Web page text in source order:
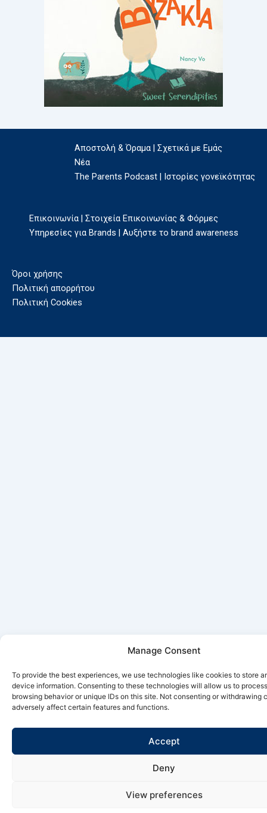
Manage Consent
To provide the best experiences, we use technologies like cookies to store
device information. Consenting to these technologies will allow us to
browsing behavior or unique IDs on this site. Not consenting or withdrawing
adversely affect certain features and functions.
Accept
Deny
View preferences
Αποστολή & Όραμα | Σχετικά με Εμάς
Νέα
The Parents Podcast | Ιστορίες γονεϊκότητας
Επικοινωνία | Στοιχεία Επικοινωνίας & Φόρμες
Υπηρεσίες για Brands | Αυξήστε το brand awareness
Όροι χρήσης
Πολιτική απορρήτου
Πολιτική Cookies